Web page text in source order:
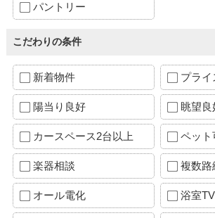
パントリー
こだわりの条件
新着物件 プライ
陽当り良好 眺望良
カースペース2台以上 ペット
楽器相談 複数路
オール電化 浴室TV